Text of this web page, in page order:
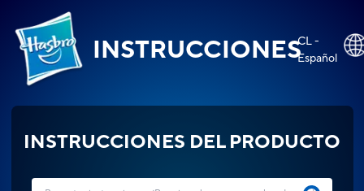
INSTRUCCIONESCL -
Español
INSTRUCCIONES DEL PRODUCTO